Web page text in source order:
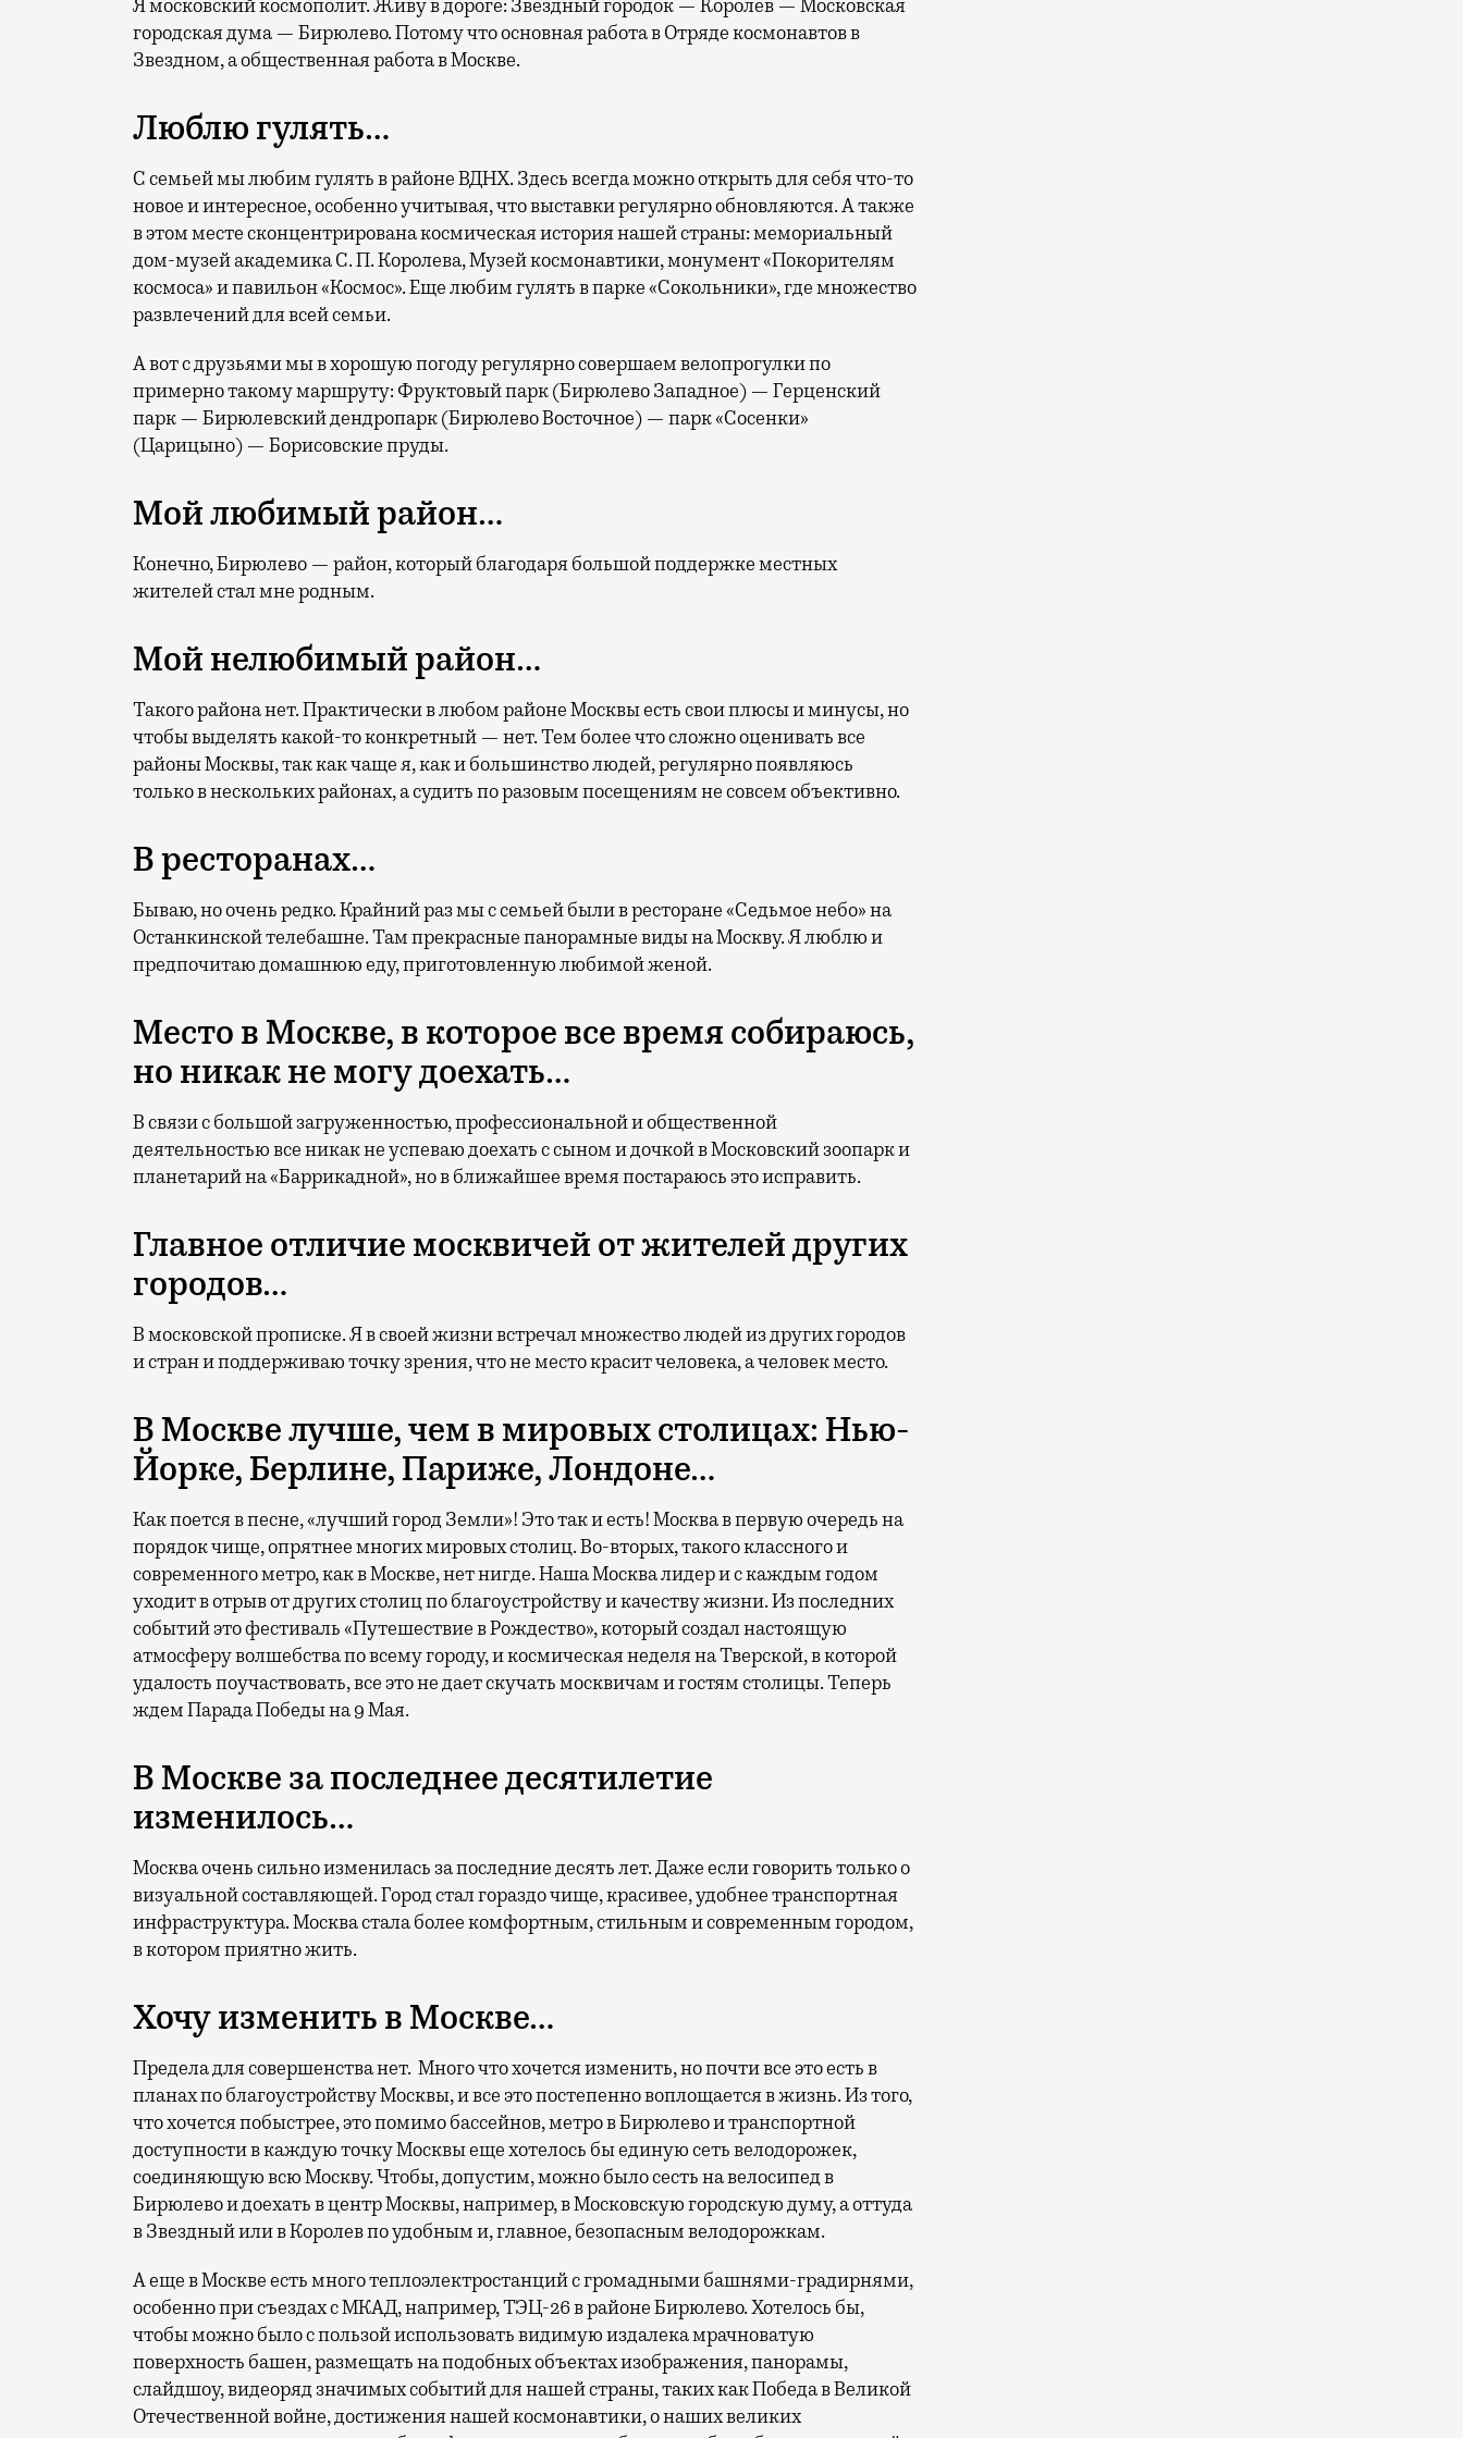
Я московский космополит. Живу в дороге: Звездный городок — Королев — Московская
городская дума — Бирюлево. Потому что основная работа в Отряде космонавтов в
Звездном, а общественная работа в Москве.
Люблю гулять…
С семьей мы любим гулять в районе ВДНХ. Здесь всегда можно открыть для себя что-то
новое и интересное, особенно учитывая, что выставки регулярно обновляются. А также
в этом месте сконцентрирована космическая история нашей страны: мемориальный
дом-музей академика С. П. Королева, Музей космонавтики, монумент «Покорителям
космоса» и павильон «Космос». Еще любим гулять в парке «Сокольники», где множество
развлечений для всей семьи.
А вот с друзьями мы в хорошую погоду регулярно совершаем велопрогулки по
примерно такому маршруту: Фруктовый парк (Бирюлево Западное) — Герценский
парк — Бирюлевский дендропарк (Бирюлево Восточное) — парк «Сосенки»
(Царицыно) — Борисовские пруды.
Мой любимый район…
Конечно, Бирюлево — район, который благодаря большой поддержке местных
жителей стал мне родным.
Мой нелюбимый район…
Такого района нет. Практически в любом районе Москвы есть свои плюсы и минусы, но
чтобы выделять какой-то конкретный — нет. Тем более что сложно оценивать все
районы Москвы, так как чаще я, как и большинство людей, регулярно появляюсь
только в нескольких районах, а судить по разовым посещениям не совсем объективно.
В ресторанах…
Бываю, но очень редко. Крайний раз мы с семьей были в ресторане «Седьмое небо» на
Останкинской телебашне. Там прекрасные панорамные виды на Москву. Я люблю и
предпочитаю домашнюю еду, приготовленную любимой женой.
Место в Москве, в которое все время собираюсь,
но никак не могу доехать…
В связи с большой загруженностью, профессиональной и общественной
деятельностью все никак не успеваю доехать с сыном и дочкой в Московский зоопарк и
планетарий на «Баррикадной», но в ближайшее время постараюсь это исправить.
Главное отличие москвичей от жителей других
городов…
В московской прописке. Я в своей жизни встречал множество людей из других городов
и стран и поддерживаю точку зрения, что не место красит человека, а человек место.
В Москве лучше, чем в мировых столицах: Нью-
Йорке, Берлине, Париже, Лондоне…
Как поется в песне, «лучший город Земли»! Это так и есть! Москва в первую очередь на
порядок чище, опрятнее многих мировых столиц. Во-вторых, такого классного и
современного метро, как в Москве, нет нигде. Наша Москва лидер и с каждым годом
уходит в отрыв от других столиц по благоустройству и качеству жизни. Из последних
событий это фестиваль «Путешествие в Рождество», который создал настоящую
атмосферу волшебства по всему городу, и космическая неделя на Тверской, в которой
удалость поучаствовать, все это не дает скучать москвичам и гостям столицы. Теперь
ждем Парада Победы на 9 Мая.
В Москве за последнее десятилетие
изменилось…
Москва очень сильно изменилась за последние десять лет. Даже если говорить только о
визуальной составляющей. Город стал гораздо чище, красивее, удобнее транспортная
инфраструктура. Москва стала более комфортным, стильным и современным городом,
в котором приятно жить.
Хочу изменить в Москве…
Предела для совершенства нет. Много что хочется изменить, но почти все это есть в
планах по благоустройству Москвы, и все это постепенно воплощается в жизнь. Из того,
что хочется побыстрее, это помимо бассейнов, метро в Бирюлево и транспортной
доступности в каждую точку Москвы еще хотелось бы единую сеть велодорожек,
соединяющую всю Москву. Чтобы, допустим, можно было сесть на велосипед в
Бирюлево и доехать в центр Москвы, например, в Московскую городскую думу, а оттуда
в Звездный или в Королев по удобным и, главное, безопасным велодорожкам.
А еще в Москве есть много теплоэлектростанций с громадными башнями-градирнями,
особенно при съездах с МКАД, например, ТЭЦ-26 в районе Бирюлево. Хотелось бы,
чтобы можно было с пользой использовать видимую издалека мрачноватую
поверхность башен, размещать на подобных объектах изображения, панорамы,
слайдшоу, видеоряд значимых событий для нашей страны, таких как Победа в Великой
Отечественной войне, достижения нашей космонавтики, о наших великих